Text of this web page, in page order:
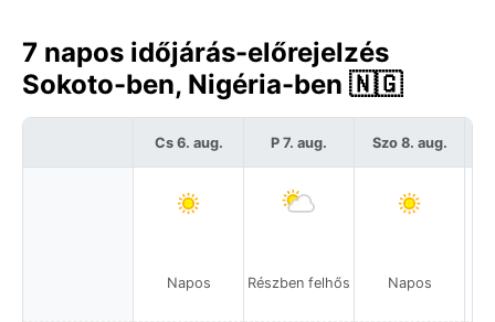
7 napos időjárás-előrejelzés
Sokoto-ben, Nigéria-ben 🇳🇬
Cs 6. aug.
Napos
P 7. aug.
Részben felhős
Szo 8. aug.
Napos